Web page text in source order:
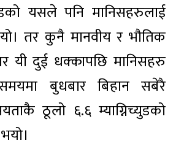
यसले पनि मानिसहरुलाई
तर कुनै मानवीय र भौतिक
यी दुई धक्कापछि मानिसहरु
बुधबार बिहान सबेरै
ठूलो ६.६ म्याग्निच्युडको